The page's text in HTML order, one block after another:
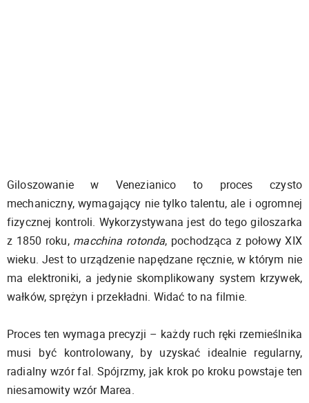
Giloszowanie w Venezianico to proces czysto
mechaniczny, wymagający nie tylko talentu, ale i ogromnej
fizycznej kontroli. Wykorzystywana jest do tego giloszarka
z 1850 roku, macchina rotonda, pochodząca z połowy XIX
wieku. Jest to urządzenie napędzane ręcznie, w którym nie
ma elektroniki, a jedynie skomplikowany system krzywek,
wałków, sprężyn i przekładni. Widać to na filmie.
Proces ten wymaga precyzji – każdy ruch ręki rzemieślnika
musi być kontrolowany, by uzyskać idealnie regularny,
radialny wzór fal. Spójrzmy, jak krok po kroku powstaje ten
niesamowity wzór Marea.